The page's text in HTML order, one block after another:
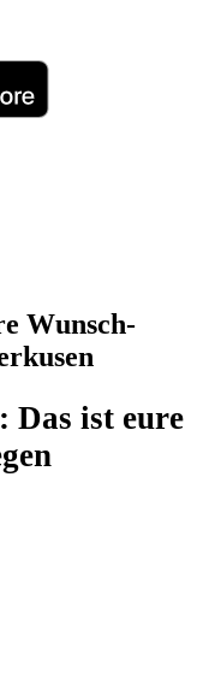
Wunsch-
Das ist eure